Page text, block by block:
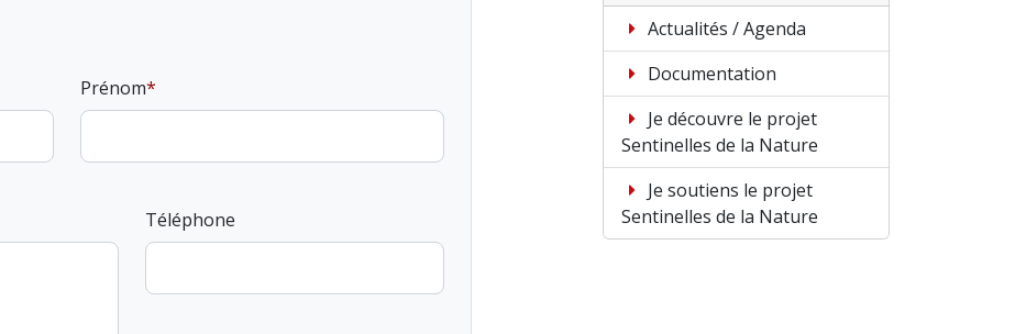
Prénom
Téléphone
Actualités / Agenda
Documentation
Je découvre le projet
Sentinelles de la Nature
Je soutiens le projet
Sentinelles de la Nature